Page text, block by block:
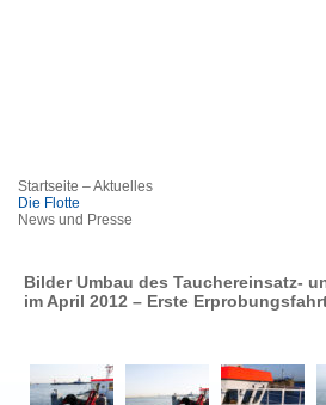
Startseite – Aktuelles
Die Flotte
News und Presse
Bilder Umbau des Tauchereinsatz-
im April 2012 – Erste